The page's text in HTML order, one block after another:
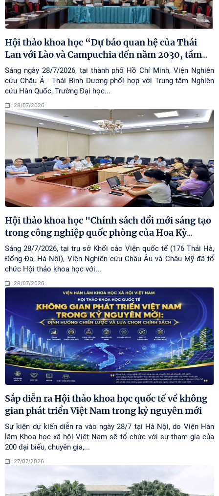
Hội thảo khoa học “Dự báo quan hệ của Thái
Lan với Lào và Campuchia đến năm 2030, tầm…
Sáng ngày 28/7/2026, tại thành phố Hồ Chí Minh, Viện Nghiên
cứu Châu Á - Thái Bình Dương phối hợp với Trung tâm Nghiên
cứu Hàn Quốc, Trường Đại học...
28/07/2026
Hội thảo khoa học "Chính sách đổi mới sáng tạo
trong công nghiệp quốc phòng của Hoa Kỳ…
Sáng 28/7/2026, tại trụ sở Khối các Viện quốc tế (176 Thái Hà,
Đống Đa, Hà Nội), Viện Nghiên cứu Châu Âu và Châu Mỹ đã tổ
chức Hội thảo khoa học với...
28/07/2026
Sắp diễn ra Hội thảo khoa học quốc tế về không
gian phát triển Việt Nam trong kỷ nguyên mới
Sự kiện dự kiến diễn ra vào ngày 28/7 tại Hà Nội, do Viện Hàn
lâm Khoa học xã hội Việt Nam sẽ tổ chức với sự tham gia của
200 đại biểu, chuyên gia,...
27/07/2026